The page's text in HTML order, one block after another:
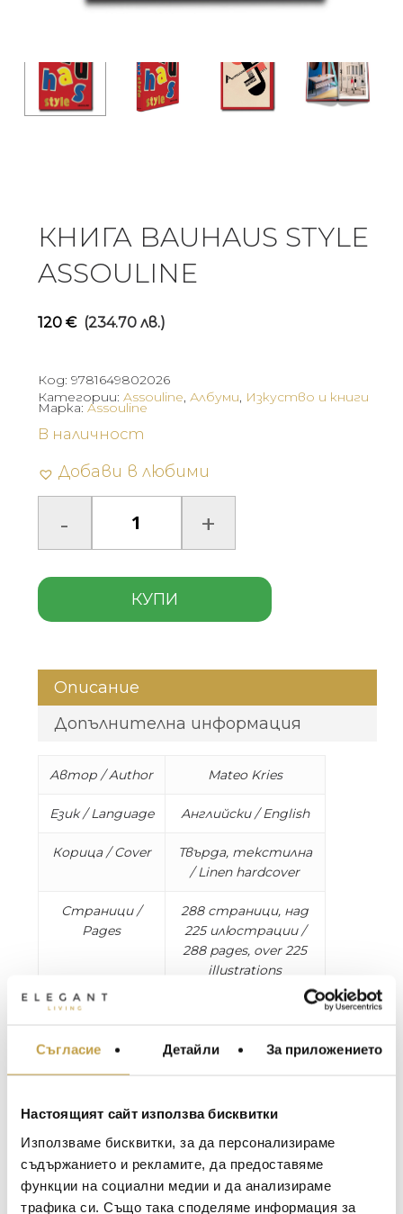
Съгласие Детайли За приложението
Настоящият сайт използва бисквитки
Използваме бисквитки, за да персонализираме
съдържанието и рекламите, да предоставяме
функции на социални медии и да анализираме
трафика си. Също така споделяме информация за
КНИГА BAUHAUS STYLE
ASSOULINE
120 € (234.70 лв.)
Код: 9781649802026
Категории: Assouline, Албуми, Изкуство и книги
В наличност
Добави в любими
КУПИ
Марка: Assouline
Описание
Допълнителна информация
Автор / Author Mateo Kries
Език / Language Английски / English
Корица / Cover
Твърда, текстилна
/ Linen hardcover
Страници /
Pages
288 страници, над
225 илюстрации /
288 pages, over 225
illustrations
Размери /
W 24.76 x L 33.02 x D
Discover the fascinating world of the Bauhaus,
century, and its lasting impact on modern
culture. From architecture and art to design,
fashion, film, and photography, the Bauhaus
revolutionized interdisciplinary practices and
inspired generations of artists worldwide. This
МЕБЕЛИ ЗА ДОМА И
ЗА МАСАТА
ТЕКСТИЛ ЗА ДОМА
BACCARAT
TOM DIXON